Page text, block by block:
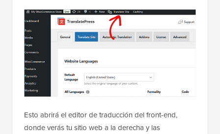
Esto abrirá el editor de traducción del front-end,
donde verás tu sitio web a la derecha y las